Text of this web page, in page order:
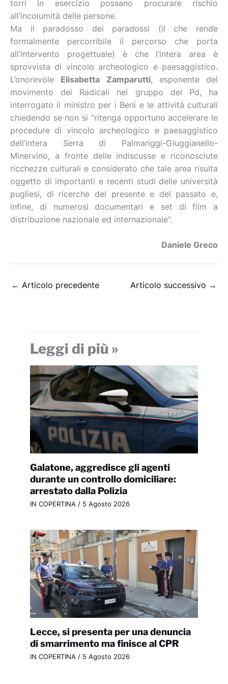
torri in esercizio possano procurare rischio
all’incolumità delle persone.
Ma il paradosso dei paradossi (il che rende
formalmente percorribile il percorso che porta
all’intervento progettuale) è che l’intera area è
sprovvista di vincolo archeologico e paesaggistico.
L’onorevole Elisabetta Zamparutti, esponente del
movimento dei Radicali nel gruppo del Pd, ha
interrogato il ministro per i Beni e le attività culturali
chiedendo se non si “ritenga opportuno accelerare le
procedure di vincolo archeologico e paesaggistico
dell’intera Serra di Palmariggi-Giuggianello-
Minervino, a fronte delle indiscusse e riconosciute
ricchezze culturali e considerato che tale area risulta
oggetto di importanti e recenti studi delle università
pugliesi, di ricerche del presente e del passato e,
infine, di numerosi documentari e set di film a
distribuzione nazionale ed internazionale”.
Daniele Greco
← Articolo precedente Articolo successivo →
Leggi di più »
Galatone, aggredisce gli agenti
durante un controllo domiciliare:
arrestato dalla Polizia
IN COPERTINA/ 5 Agosto 2026
Lecce, si presenta per una denuncia
di smarrimento ma finisce al CPR
IN COPERTINA/ 5 Agosto 2026